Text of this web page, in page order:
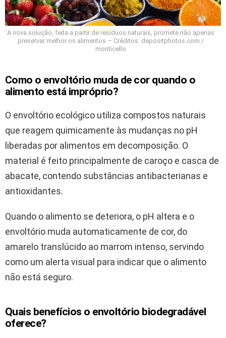
A nova solução, feita a partir de resíduos naturais, promete não apenas
preservar melhor os alimentos – Créditos: depositphotos.com /
monticello
Como o envoltório muda de cor quando o
alimento está impróprio?
O envoltório ecológico utiliza compostos naturais
que reagem quimicamente às mudanças no pH
liberadas por alimentos em decomposição. O
material é feito principalmente de caroço e casca de
abacate, contendo substâncias antibacterianas e
antioxidantes.
Quando o alimento se deteriora, o pH altera e o
envoltório muda automaticamente de cor, do
amarelo translúcido ao marrom intenso, servindo
como um alerta visual para indicar que o alimento
não está seguro.
Quais benefícios o envoltório biodegradável
oferece?